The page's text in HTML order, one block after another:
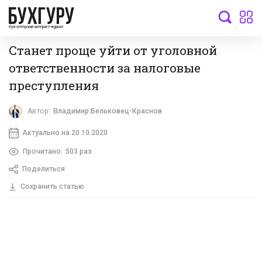
бухгалтерский интернет-журнал
Станет проще уйти от уголовной
ответственности за налоговые
преступления
Автор: Владимир Бельковец-Краснов
Актуально на 20.10.2020
Прочитано: 503 раз
Поделиться
Сохранить статью